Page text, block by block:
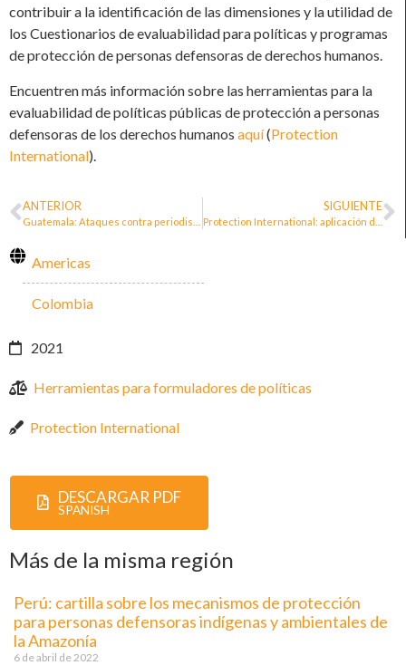
contribuir a la identificación de las dimensiones y la utilidad de
los Cuestionarios de evaluabilidad para políticas y programas
de protección de personas defensoras de derechos humanos.
Encuentren más información sobre las herramientas para la
evaluabilidad de políticas públicas de protección a personas
defensoras de los derechos humanos aquí(Protection
International).
ANTERIOR SIGUIENTE
Americas
Colombia
2021
Herramientas para formuladores de políticas
Protection International
DESCARGAR PDF
SPANISH
Más de la misma región
Perú: cartilla sobre los mecanismos de protección
para personas defensoras indígenas y ambientales de
la Amazonía
6 de abril de 2022